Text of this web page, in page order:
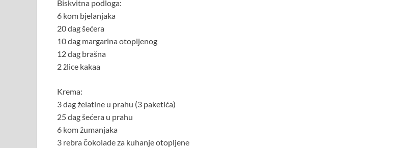
Biskvitna podloga:
6 kom bjelanjaka
20 dag šećera
10 dag margarina otopljenog
12 dag brašna
2 žlice kakaa
Krema:
3 dag želatine u prahu (3 paketića)
25 dag šećera u prahu
6 kom žumanjaka
3 rebra čokolade za kuhanje otopljene